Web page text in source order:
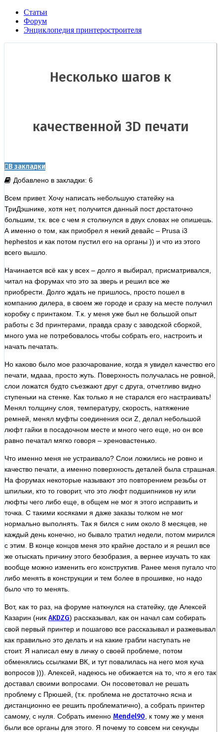
Статьи
Форум
Энциклопедия принтеростроителя
Несколько шагов к
качественной 3D печати
В закладки
Добавлено в закладки: 6
Всем привет. Хочу написать небольшую статейку на
ТриДэшнике, хотя нет, получится данный пост достаточно
большим, т.к. все с чем я столкнулся в двух словах не опишешь.
А именно о том, как приобрел я некий девайс – Prusa i3
hephestos и как потом пустил его на органы )) и что из этого
всего вышло.
Начинается всё как у всех – долго я выбирал, присматривался,
читал на форумах что это за зверь и решил все же
приобрести. Долго ждать не пришлось, просто пошел в
компанию дилера, в своем же городе и сразу на месте получил
коробку с принтаком. Т.к. у меня уже был не большой опыт
работы с 3d принтерами, правда сразу с заводской сборкой,
много ума не потребовалось чтобы собрать его, настроить и
начать печатать.
Но каково было мое разочарование, когда я увидел качество его
печати, мдааа, просто жуть. Поверхность получалась не ровной,
слои ложатся будто съезжают друг с друга, отчетливо видно
ступеньки на стенке. Как только я не старался его настраивать!
Менял толщину слоя, температуру, скорость, натяжение
ремней, менял муфты соединения оси Z, делал небольшой
люфт гайки в посадочном месте и много чего еще, но он все
равно печатал мягко говоря – хреновастенько.
Что именно меня не устраивало? Слои ложились не ровно и
качество печати, а именно поверхность деталей была страшная.
На форумах некоторые называют это повторением резьбы от
шпильки, кто то говорит, что это люфт подшипников ну или
люфты чего либо еще, в общем не мог я этого исправить и
точка. С такими косяками я даже заказы толком не мог
нормально выполнять. Так я бился с ним около 8 месяцев, не
каждый день конечно, но бывало тратил недели, потом мирился
с этим. В конце концов меня это крайне достало и я решил все
же отыскать причину этого безобразия, а вернее изучать то как
вообще можно изменить его конструктив. Ранее меня пугало что
либо менять в конструкции и тем более в прошивке, но надо
было что то менять.
Вот, как то раз, на форуме наткнулся на статейку, где Алексей
Казарин (ник AKDZG) рассказывал, как он начал сам собирать
свой первый принтер и пошагово все рассказывал и разжевывал
как правильно это делать и на какие грабли наступать не
стоит. Я написал ему в личку о своей проблеме, потом
обменялись ссылками ВК, и тут повалилась на него моя куча
вопросов ))). Алексей, надеюсь не обижается на то, что я его так
доставал своими вопросами. Он посоветовал не решать
проблему с Прюшей, (т.к. проблема не достаточно ясна и
дистанционно ее решить проблематично), а собрать принтер
самому, с нуля. Собрать именно Mendel90 , к тому же у меня
были все органы для этого. Я почему то совсем ни секунды